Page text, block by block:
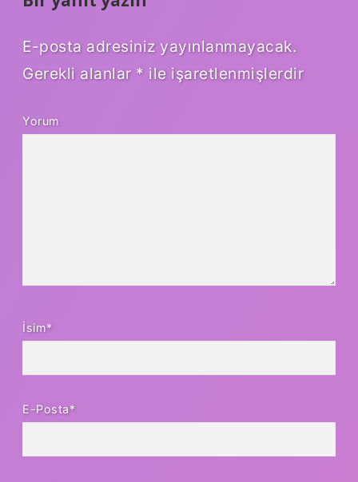
E-posta adresiniz yayınlanmayacak.
Gerekli alanlar * ile işaretlenmişlerdir
Yorum
İsim*
E-Posta*